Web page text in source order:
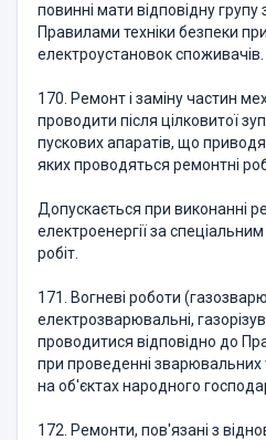
повинні мати відповідну групу
Правилами техніки безпеки
електроустановок споживачів.
170. Ремонт і заміну частин
проводити після цілковитої
пускових апаратів, що
яких проводяться ремонтні
Допускається при виконанні
електроенергії за
робіт.
171. Вогневі роботи
електрозварювальні,
проводитися відповідно до
при проведенні зварювальних
на об'єктах народного
172. Ремонти, пов'язані з